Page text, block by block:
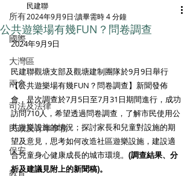
所有
國際
大灣區
兩會
司法及法律
民政及青年事務
保安
教育
公共遊樂場有幾FUN？問卷調查
民建聯
2024年9月9日 讀畢需時 4 分鐘
2024年9月9日
民建聯觀塘支部及觀塘建制團隊於9月9日舉行
【公共遊樂場有幾FUN？問卷調查】新聞發佈
會，是次調查於7月5日至7月31日期間進行，成功
訪問710人，希望透過問卷調查，了解市民使用公
共遊樂設施的情況；探討家長和兒童對設施的期
望及意見，思考如何改造社區遊樂設施，建設適
合兒童身心健康成長的城市環境。 (調查結果、分
析及建議見附上的新聞稿)。